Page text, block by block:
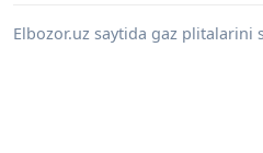
Elbozor.uz saytida gaz